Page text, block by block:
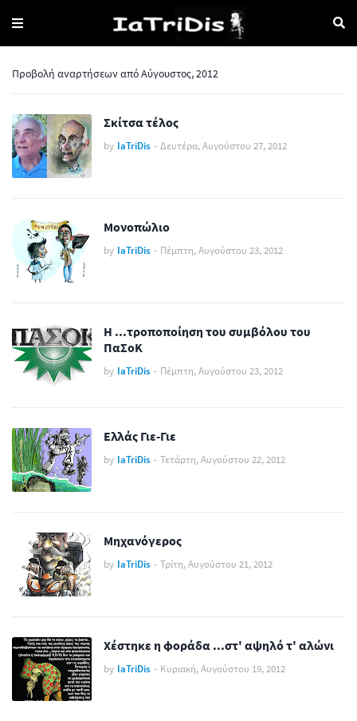
Προβολή αναρτήσεων από Αύγουστος, 2012
Σκίτσα τέλος
by IaTriDis - Δευτέρα, Αυγούστου 27, 2012
Μονοπώλιο
by IaTriDis - Πέμπτη, Αυγούστου 23, 2012
Η ...τροποποίηση του συμβόλου του
ΠαΣοΚ
by IaTriDis - Πέμπτη, Αυγούστου 23, 2012
Ελλάς Γιε-Γιε
by IaTriDis - Τετάρτη, Αυγούστου 22, 2012
Μηχανόγερος
by IaTriDis - Τρίτη, Αυγούστου 21, 2012
Χέστηκε η φοράδα ...στ' αψηλό τ' αλώνι
by IaTriDis - Κυριακή, Αυγούστου 19, 2012